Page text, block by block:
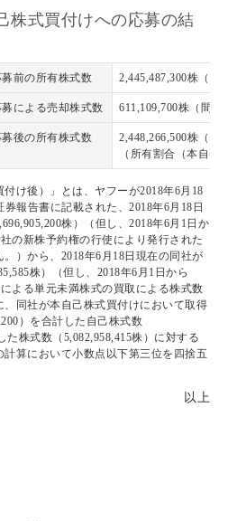
株式買付けへの応募の結
募前の所有株式数 2,445,487,300株（間
募による売却株式数 611,109,700株（間接
募後の所有株式数
2,448,266,500株（間
（所有割合（本自己
付け後）」とは、ヤフーが2018年6月18
報告書に記載された、2018年6月18日
株）（但し、2018年6月1日か
の新株予約権の行使により発行された
）から、2018年6月18日現在の同社が
株）（但し、2018年6月1日から
よる単元未満株式の買取による株式数
同社が本自己株式買付けにおいて取得
）を合計した自己株式数
た株式数（5,082,958,415株）に対する
算において小数点以下第三位を四捨五
以上